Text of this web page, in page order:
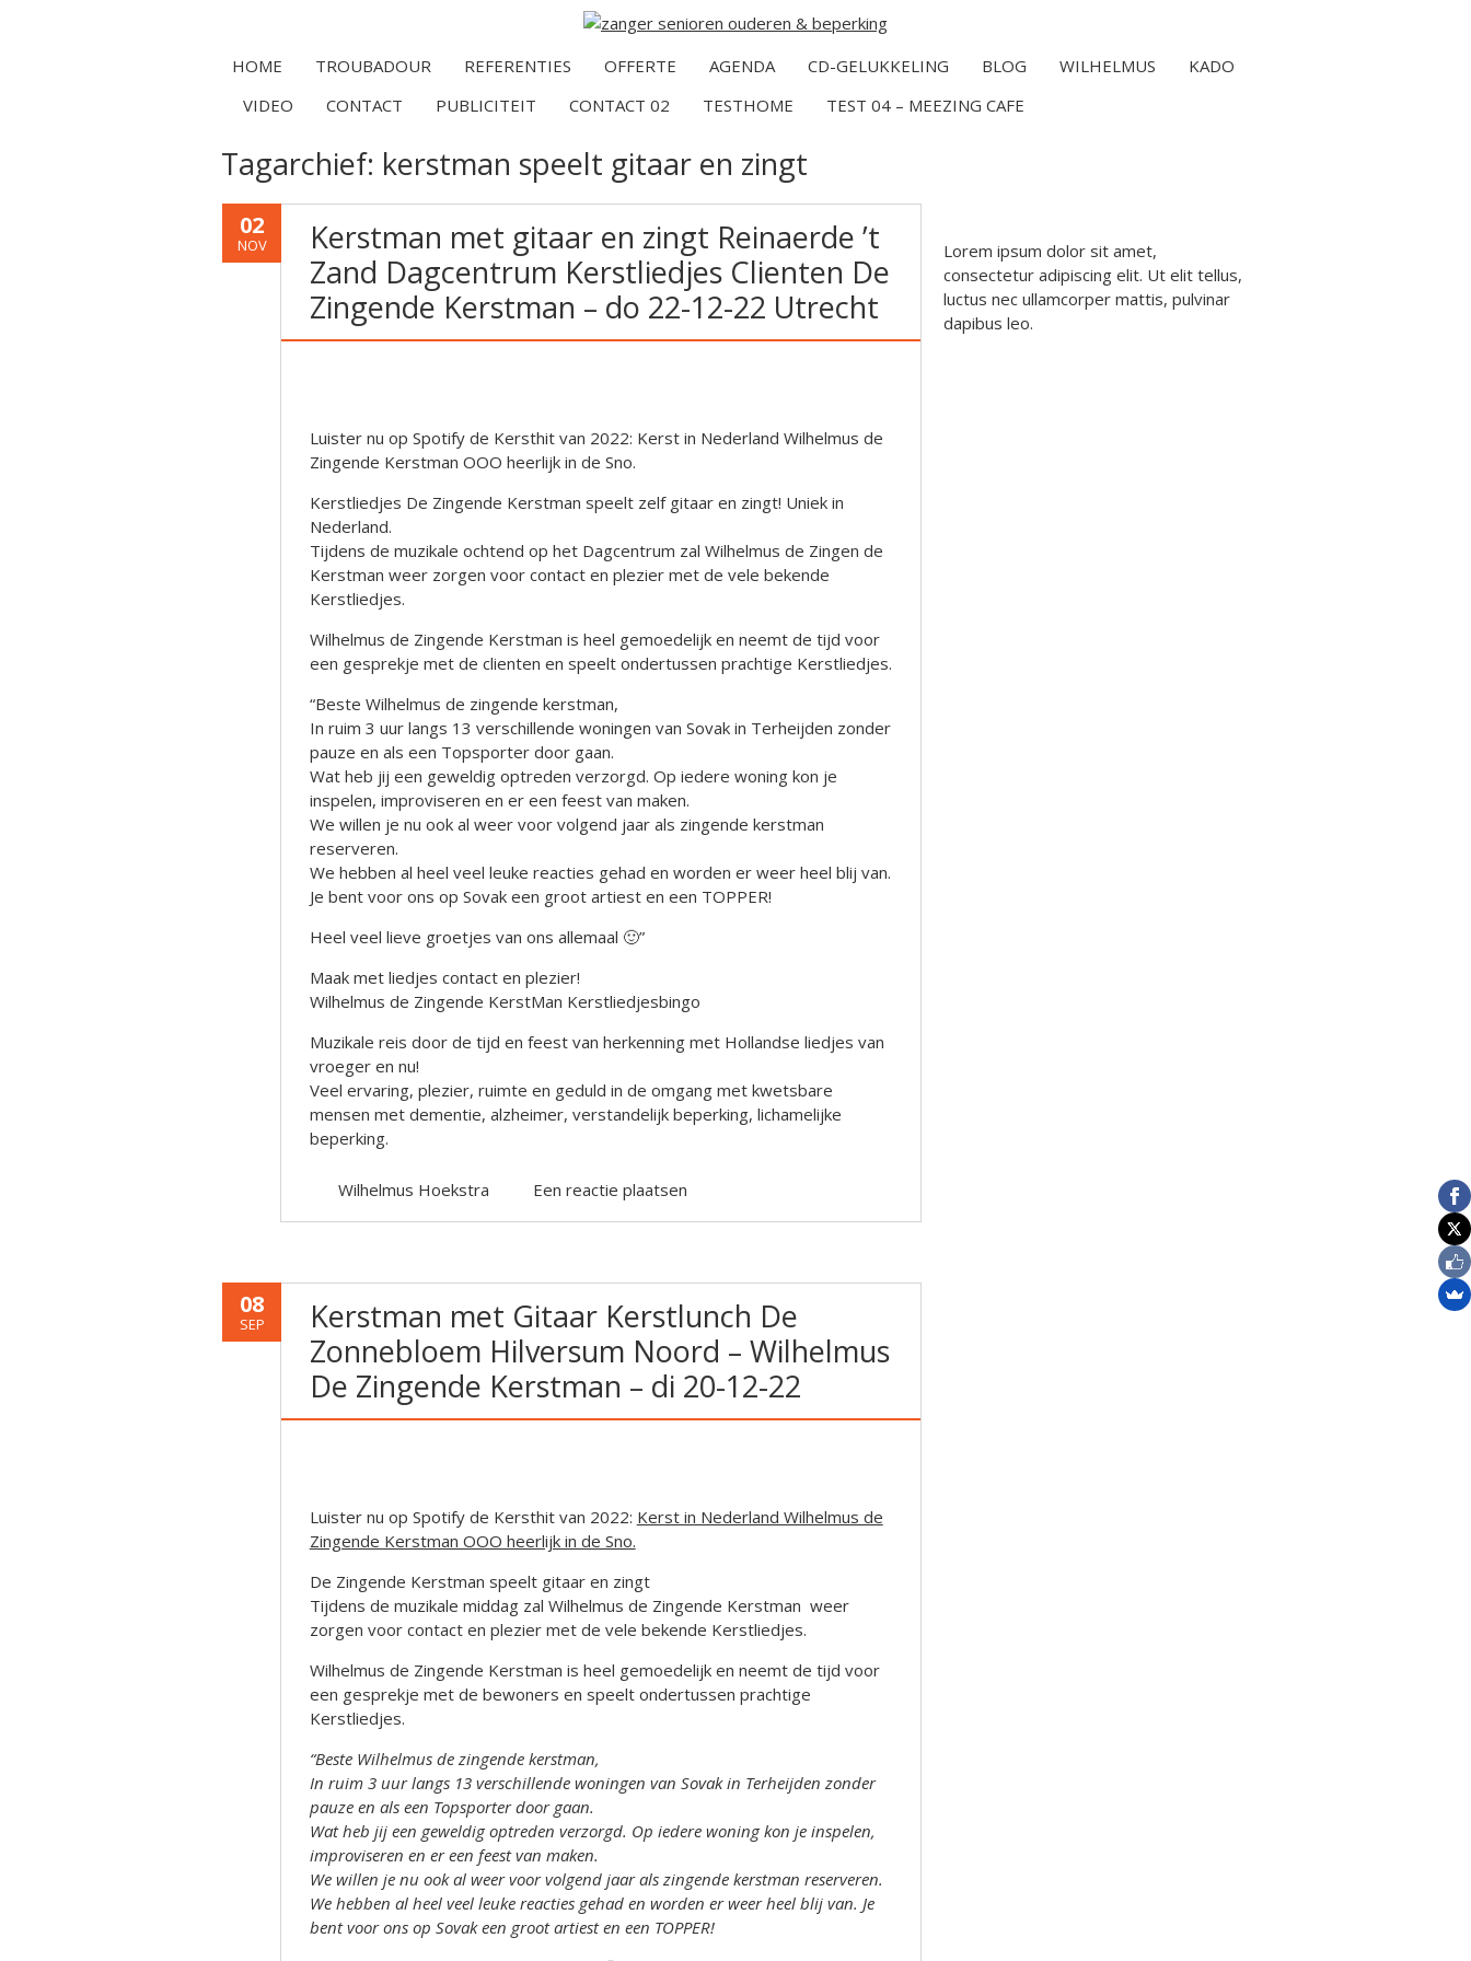
HOME TROUBADOUR REFERENTIES OFFERTE AGENDA CD-GELUKKELING BLOG WILHELMUS
KADO
VIDEO
CONTACT PUBLICITEIT CONTACT 02 TESTHOME TEST 04 – MEEZING CAFE
Tagarchief: kerstman speelt gitaar en zingt
02
NOV
Kerstman met gitaar en zingt Reinaerde ’t
Zand Dagcentrum Kerstliedjes Clienten De
Zingende Kerstman – do 22-12-22 Utrecht
Luister nu op Spotify de Kersthit van 2022: Kerst in Nederland Wilhelmus de
Zingende Kerstman OOO heerlijk in de Sno.
Kerstliedjes De Zingende Kerstman speelt zelf gitaar en zingt! Uniek in
Nederland.
Tijdens de muzikale ochtend op het Dagcentrum zal Wilhelmus de Zingen de
Kerstman weer zorgen voor contact en plezier met de vele bekende
Kerstliedjes.
Wilhelmus de Zingende Kerstman is heel gemoedelijk en neemt de tijd voor
een gesprekje met de clienten en speelt ondertussen prachtige Kerstliedjes.
“Beste Wilhelmus de zingende kerstman,
In ruim 3 uur langs 13 verschillende woningen van Sovak in Terheijden zonder
pauze en als een Topsporter door gaan.
Wat heb jij een geweldig optreden verzorgd. Op iedere woning kon je
inspelen, improviseren en er een feest van maken.
We willen je nu ook al weer voor volgend jaar als zingende kerstman
reserveren.
We hebben al heel veel leuke reacties gehad en worden er weer heel blij van.
Je bent voor ons op Sovak een groot artiest en een TOPPER!
Heel veel lieve groetjes van ons allemaal 🙂”
Maak met liedjes contact en plezier!
Wilhelmus de Zingende KerstMan Kerstliedjesbingo
Muzikale reis door de tijd en feest van herkenning met Hollandse liedjes van
vroeger en nu!
Veel ervaring, plezier, ruimte en geduld in de omgang met kwetsbare
mensen met dementie, alzheimer, verstandelijk beperking, lichamelijke
beperking.
Wilhelmus Hoekstra Een reactie plaatsen
08
SEP
Kerstman met Gitaar Kerstlunch De
Zonnebloem Hilversum Noord – Wilhelmus
De Zingende Kerstman – di 20-12-22
Luister nu op Spotify de Kersthit van 2022: Kerst in Nederland Wilhelmus de
Zingende Kerstman OOO heerlijk in de Sno.
De Zingende Kerstman speelt gitaar en zingt
Tijdens de muzikale middag zal Wilhelmus de Zingende Kerstman weer
zorgen voor contact en plezier met de vele bekende Kerstliedjes.
Wilhelmus de Zingende Kerstman is heel gemoedelijk en neemt de tijd voor
een gesprekje met de bewoners en speelt ondertussen prachtige
Kerstliedjes.
“Beste Wilhelmus de zingende kerstman,
In ruim 3 uur langs 13 verschillende woningen van Sovak in Terheijden zonder
pauze en als een Topsporter door gaan.
Wat heb jij een geweldig optreden verzorgd. Op iedere woning kon je inspelen,
improviseren en er een feest van maken.
We willen je nu ook al weer voor volgend jaar als zingende kerstman reserveren.
We hebben al heel veel leuke reacties gehad en worden er weer heel blij van. Je
bent voor ons op Sovak een groot artiest en een TOPPER!
Lorem ipsum dolor sit amet,
consectetur adipiscing elit. Ut elit tellus,
luctus nec ullamcorper mattis, pulvinar
dapibus leo.